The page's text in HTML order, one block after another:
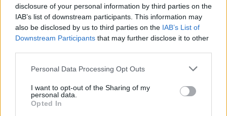
disclosure of your personal information by third parties on the
IAB’s list of downstream participants. This information may
also be disclosed by us to third parties on the IAB’s List of
Downstream Participants that may further disclose it to other
Personal Data Processing Opt Outs
I want to opt-out of the Sharing of my
personal data.
Opted In
Vous êtes plutôt casual,
toilettes sèches et les
poireaux bio ! Vous êtes de